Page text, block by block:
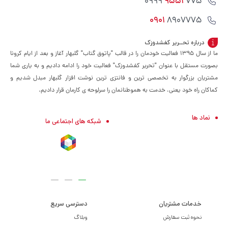
09018907775
درباره تحــریر کفشدوزک
ما از سال ۱۳۹۵ فعالیت خودمان را در قالب "پاتوق گتاب" گلبهار آغاز و بعد از ایام کرونا
بصورت مستقل با عنوان "تحریر کفشدوزک" فعالیت خود را ادامه دادیم و به یاری شما
مشتریان بزرگوار به تخصصی ترین و فانتزی ترین نوشت افزار گلبهار مبدل شدیم و
کماکان راه خود یعنی، خدمت به هموطنانمان را سرلوحه ی کارمان قرار دادیم.
نماد ها شبکه های اجتماعی ما
خدمات مشتریان
نحوه ثبت سفارش
دسترسی سریع
وبلاگ